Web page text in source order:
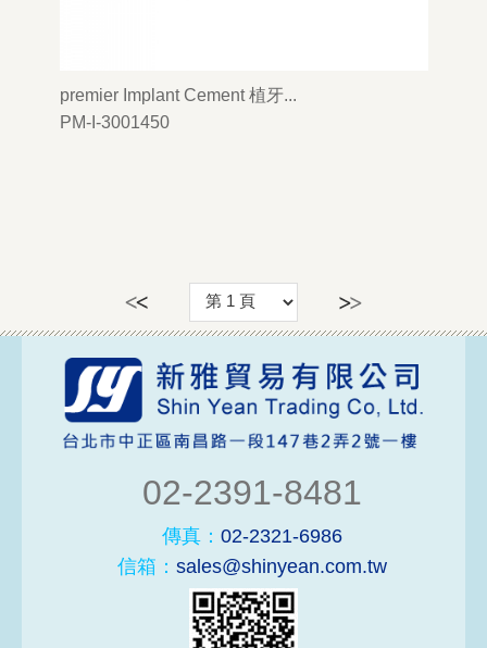
premier Implant Cement 植牙...
PM-I-3001450
02-2391-8481
傳真： 02-2321-6986
信箱： sales@shinyean.com.tw